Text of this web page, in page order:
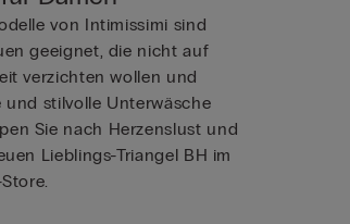
von Intimissimi sind
geeignet, die nicht auf
verzichten wollen und
stilvolle Unterwäsche
Sie nach Herzenslust und
Lieblings-Triangel BH im